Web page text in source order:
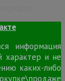
информация
характер и не
каких-либо